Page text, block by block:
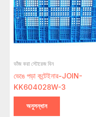
ভাঁজ করা স্টোরেজ বিন
ভেঙে পড়া কন্টেইনার-JOIN-
KK604028W-3
অনুসন্ধান